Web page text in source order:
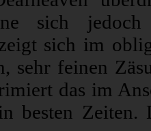
sich
sich im
sehr feinen
das im
besten Zeiten.